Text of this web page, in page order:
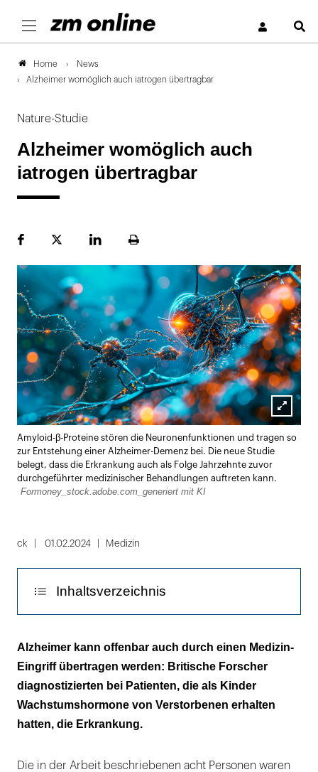
Home
News
Alzheimer womöglich auch iatrogen übertragbar
Nature-Studie
Alzheimer womöglich auch
iatrogen übertragbar
FacebookPlattformLinekdInSeite
Lightbox
öffnen
Amyloid-β-Proteine stören die Neuronenfunktionen und tragen so
zur Entstehung einer Alzheimer-Demenz bei. Die neue Studie
belegt, dass die Erkrankung auch als Folge Jahrzehnte zuvor
durchgeführter medizinischer Behandlungen auftreten kann.
Formoney_stock.adobe.com_generiert mit KI
ck 01.02.2024 Medizin
Inhaltsverzeichnis
Hinweise auf eine iatrogene Transmission
Alzheimer kann offenbar auch durch einen Medizin-
Eingriff übertragen werden: Britische Forscher
diagnostizierten bei Patienten, die als Kinder
Wachstumshormone von Verstorbenen erhalten
hatten, die Erkrankung.
Die in der Arbeit beschriebenen acht Personen waren